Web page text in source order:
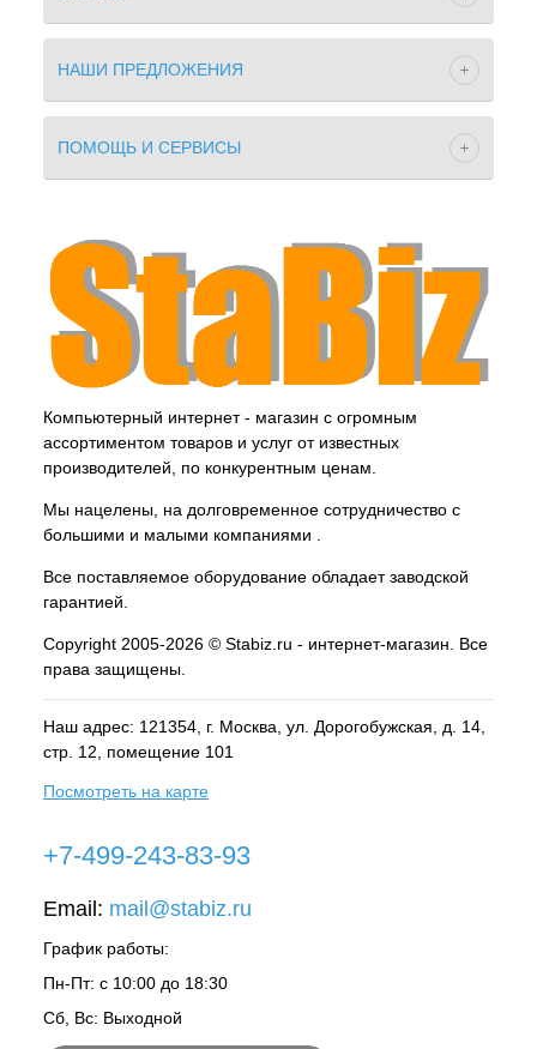
НАШИ ПРЕДЛОЖЕНИЯ
ПОМОЩЬ И СЕРВИСЫ
Компьютерный интернет - магазин с огромным
ассортиментом товаров и услуг от известных
производителей, по конкурентным ценам.
Мы нацелены, на долговременное сотрудничество с
большими и малыми компаниями .
Все поставляемое оборудование обладает заводской
гарантией.
Copyright 2005-2026 © Stabiz.ru - интернет-магазин. Все
права защищены.
Наш адрес: 121354, г. Москва , ул. Дорогобужская, д. 14,
стр. 12, помещение 101
Посмотреть на карте
+7-499-243-83-93
Email: mail@stabiz.ru
График работы:
Пн-Пт: с 10:00 до 18:30
Сб, Вс: Выходной